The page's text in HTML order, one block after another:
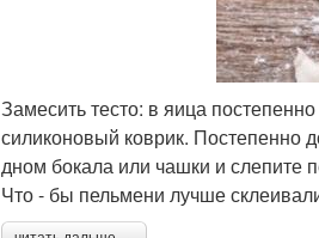
Замесить тесто: в яица
силиконовый коврик. Постепенно
дном бокала или чашки и слепите
Что - бы пельмени лучше